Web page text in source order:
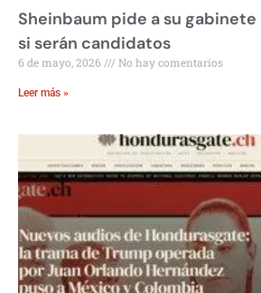
Sheinbaum pide a su
si serán candidatos
6 de mayo, 2026 No hay comentarios
Leer más »